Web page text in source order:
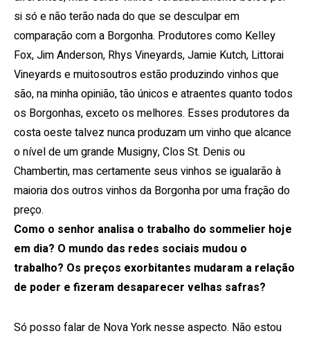
si só e não terão nada do que se desculpar em
comparação com a Borgonha. Produtores como Kelley
Fox, Jim Anderson, Rhys Vineyards, Jamie Kutch, Littorai
Vineyards e muitosoutros estão produzindo vinhos que
são, na minha opinião, tão únicos e atraentes quanto todos
os Borgonhas, exceto os melhores. Esses produtores da
costa oeste talvez nunca produzam um vinho que alcance
o nível de um grande Musigny, Clos St. Denis ou
Chambertin, mas certamente seus vinhos se igualarão à
maioria dos outros vinhos da Borgonha por uma fração do
preço.
Como o senhor analisa o trabalho do sommelier hoje
em dia? O mundo das redes sociais mudou o
trabalho? Os preços exorbitantes mudaram a relação
de poder e fizeram desaparecer velhas safras?
Só posso falar de Nova York nesse aspecto. Não estou